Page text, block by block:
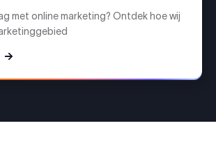
met online marketing? Ontdek hoe wij